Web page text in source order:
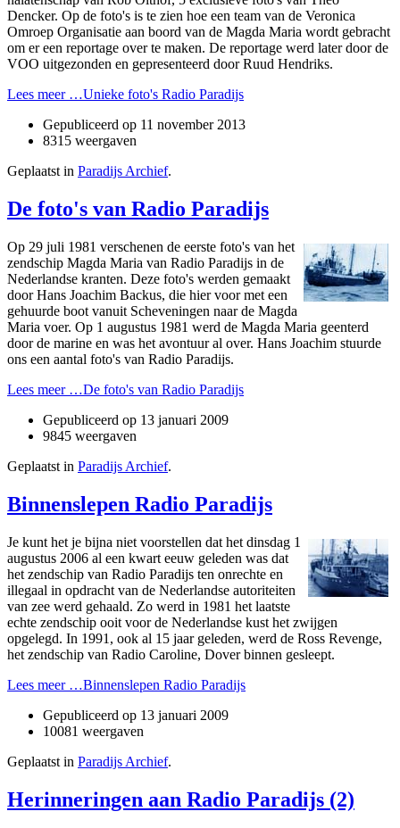
Dencker. Op de foto's is te zien hoe een team van de Veronica
Omroep Organisatie aan boord van de Magda Maria wordt gebracht
om er een reportage over te maken. De reportage werd later door de
VOO uitgezonden en gepresenteerd door Ruud Hendriks.
Lees meer …Unieke foto's Radio Paradijs
Gepubliceerd op 11 november 2013
8315 weergaven
Geplaatst in Paradijs Archief.
De foto's van Radio Paradijs
Op 29 juli 1981 verschenen de eerste foto's van het
zendschip Magda Maria van Radio Paradijs in de
Nederlandse kranten. Deze foto's werden gemaakt
door Hans Joachim Backus, die hier voor met een
gehuurde boot vanuit Scheveningen naar de Magda
Maria voer. Op 1 augustus 1981 werd de Magda Maria geenterd
door de marine en was het avontuur al over. Hans Joachim stuurde
o­ns een aantal foto's van Radio Paradijs.
Lees meer …De foto's van Radio Paradijs
Gepubliceerd op 13 januari 2009
9845 weergaven
Geplaatst in Paradijs Archief.
Binnenslepen Radio Paradijs
Je kunt het je bijna niet voorstellen dat het dinsdag 1
augustus 2006 al een kwart eeuw geleden was dat
het zendschip van Radio Paradijs ten onrechte en
illegaal in opdracht van de Nederlandse autoriteiten
van zee werd gehaald. Zo werd in 1981 het laatste
echte zendschip ooit voor de Nederlandse kust het zwijgen
opgelegd. In 1991, ook al 15 jaar geleden, werd de Ross Revenge,
het zendschip van Radio Caroline, Dover binnen gesleept.
Lees meer …Binnenslepen Radio Paradijs
Gepubliceerd op 13 januari 2009
10081 weergaven
Geplaatst in Paradijs Archief.
Herinneringen aan Radio Paradijs (2)